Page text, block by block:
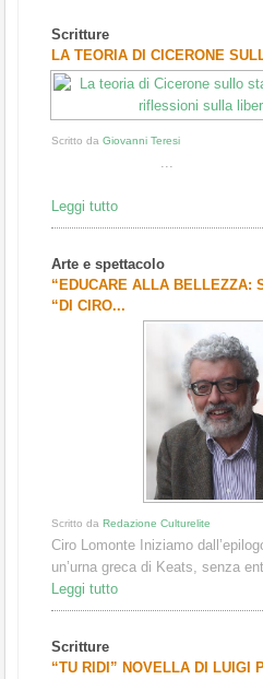
Scritture
LA TEORIA DI CICERONE
Scritto da Giovanni Teresi
...
Leggi tutto
Arte e spettacolo
“EDUCARE ALLA BELLEZZA:
“DI CIRO...
Scritto da Redazione Culturelite
Ciro Lomonte Iniziamo
un’urna greca di Keats, senza
Leggi tutto
Scritture
“TU RIDI” NOVELLA DI LUIGI